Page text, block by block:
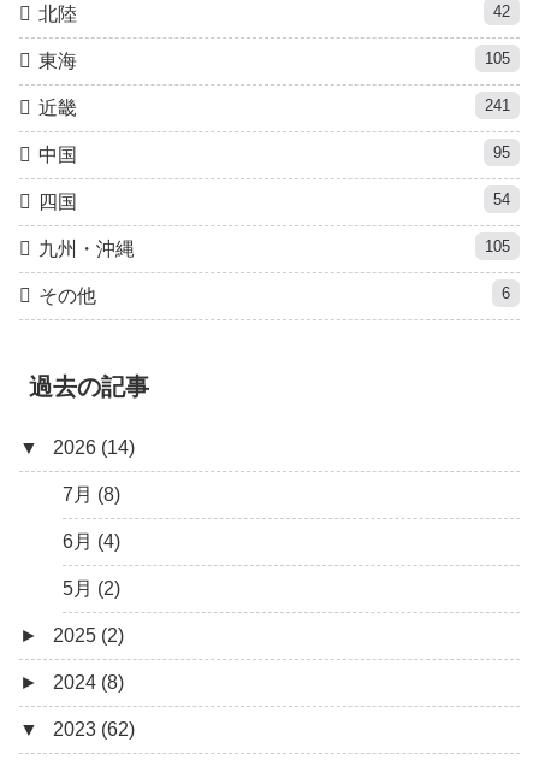
北陸 42
東海 105
近畿 241
中国 95
四国 54
九州・沖縄 105
その他 6
過去の記事
▼ 2026 (14)
7月 (8)
6月 (4)
5月 (2)
► 2025 (2)
12月 (1)
6月 (1)
► 2024 (8)
8月 (1)
▼ 2023 (62)